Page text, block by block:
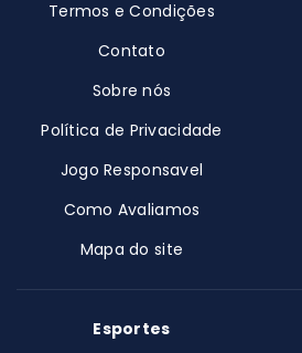
Termos e Condições
Contato
Sobre nós
Política de Privacidade
Jogo Responsavel
Como Avaliamos
Mapa do site
Esportes